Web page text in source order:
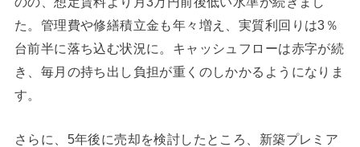
た。管理費や修繕積立金も年々増え、実質利回りは3％
台前半に落ち込む状況に。キャッシュフローは赤字が続
き、毎月の持ち出し負担が重くのしかかるようになりま
す。
さらに、5年後に売却を検討したところ、新築プレミア